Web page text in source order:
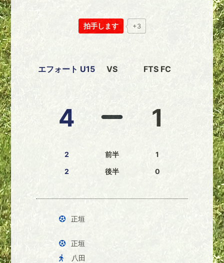
拍手します +3
エフォート U15
4
2
2
VS
前半
後半
FTS FC
1
1
0
正垣
正垣
八田